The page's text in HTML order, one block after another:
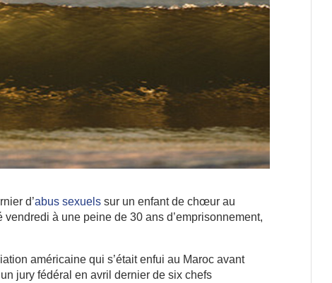
d’abus sexuels sur un enfant de chœur au
à une peine de 30 ans d’emprisonnement,
américaine qui s’était enfui au Maroc avant
jury fédéral en avril dernier de six chefs